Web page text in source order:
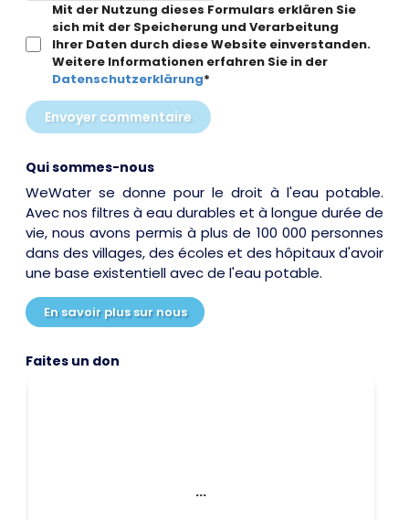
Mit der Nutzung dieses Formulars erklären Sie
sich mit der Speicherung und Verarbeitung
Ihrer Daten durch diese Website einverstanden.
Weitere Informationen erfahren Sie in der
Datenschutzerklärung*
Envoyer commentaire
Qui sommes-nous
WeWater se donne pour le droit à l'eau potable.
Avec nos filtres à eau durables et à longue durée de
vie, nous avons permis à plus de 100 000 personnes
dans des villages, des écoles et des hôpitaux d'avoir
une base existentiell avec de l'eau potable.
En savoir plus sur nous
Faites un don